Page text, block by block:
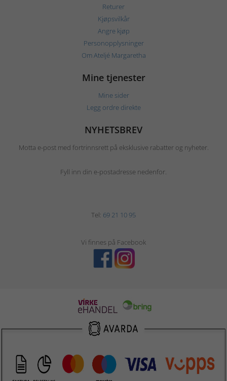
Returer
Kjøpsvilkår
Angre kjøp
Personopplysninger
Om Ateljé Margaretha
Mine tjenester
Mine sider
Legg ordre direkte
NYHETSBREV
Motta e-post med fortrinnsrett på eksklusive rabatter og nyheter.
Fyll inn din e-postadresse nedenfor.
Tel: 69 21 10 95
Vi finnes på Facebook